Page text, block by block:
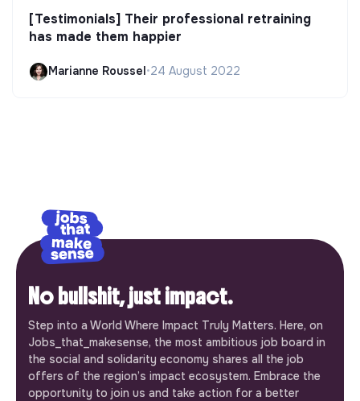
[Testimonials] Their professional retraining
has made them happier
Marianne Roussel •24 August 2022
No bullshit, just impact.
Step into a World Where Impact Truly Matters. Here, on
Jobs_that_makesense, the most ambitious job board in
the social and solidarity economy shares all the job
offers of the region’s impact ecosystem. Embrace the
opportunity to join us and take action for a better